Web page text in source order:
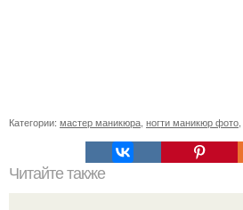
Категории: мастер маникюра, ногти маникюр фото,
Читайте также